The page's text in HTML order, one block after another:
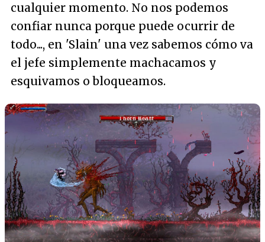
cualquier momento. No nos podemos
confiar nunca porque puede ocurrir de
todo..., en 'Slain' una vez sabemos cómo va
el jefe simplemente machacamos y
esquivamos o bloqueamos.